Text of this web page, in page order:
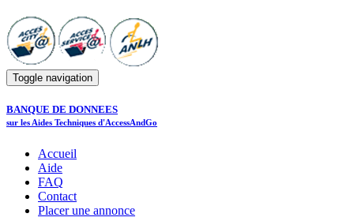
Toggle navigation
BANQUE DE DONNEES
sur les Aides Techniques d'AccessAndGo
Accueil
Aide
FAQ
Contact
Placer une annonce